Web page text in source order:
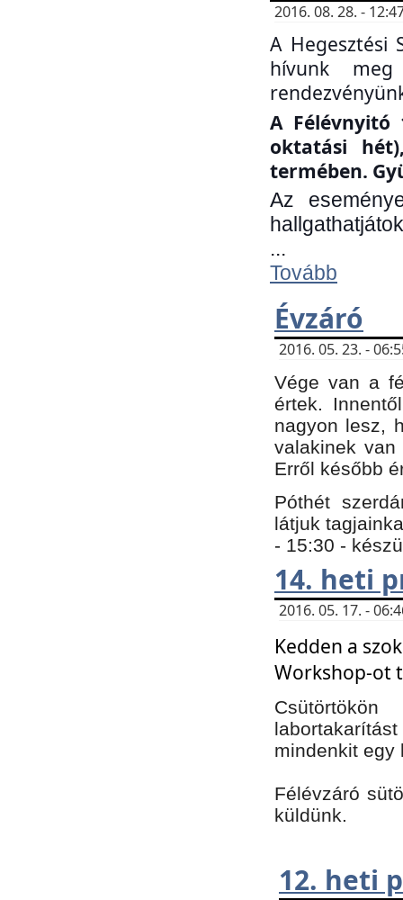
2016. 08. 28. -
A Hegesztési
hívunk
A Félévnyitó
oktatási
termében.
Az
...
Tovább
Évzáró
2016. 05. 23. -
Vége van a
értek.
nagyon lesz,
valakinek
Erről később
Póthét
látjuk
- 15:30 -
14. heti
2016. 05. 17. -
Kedden a
Workshop-ot
mindenkit
Félévzáró
küldünk.
12. heti